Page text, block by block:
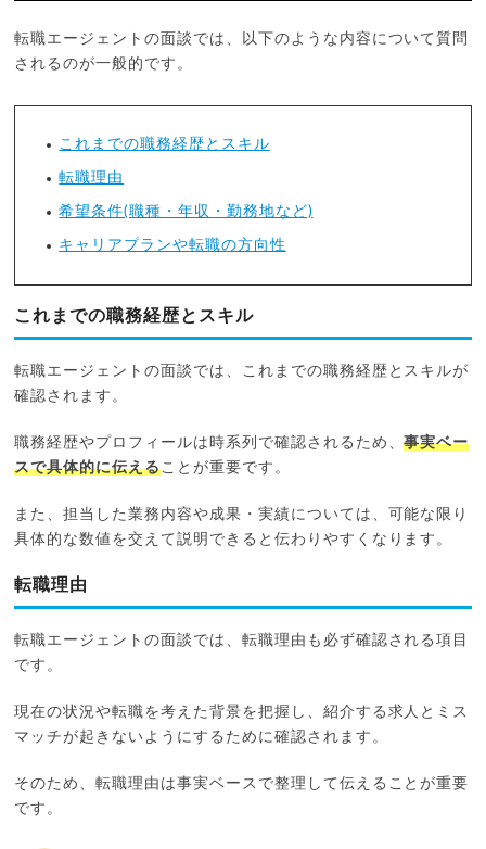
転職エージェントの面談では、以下のような内容について質問
されるのが一般的です。
これまでの職務経歴とスキル
転職理由
希望条件(職種・年収・勤務地など)
キャリアプランや転職の方向性
これまでの職務経歴とスキル
転職エージェントの面談では、これまでの職務経歴とスキルが
確認されます。
職務経歴やプロフィールは時系列で確認されるため、事実ベー
スで具体的に伝えることが重要です。
また、担当した業務内容や成果・実績については、可能な限り
具体的な数値を交えて説明できると伝わりやすくなります。
転職理由
転職エージェントの面談では、転職理由も必ず確認される項目
です。
現在の状況や転職を考えた背景を把握し、紹介する求人とミス
マッチが起きないようにするために確認されます。
そのため、転職理由は事実ベースで整理して伝えることが重要
です。